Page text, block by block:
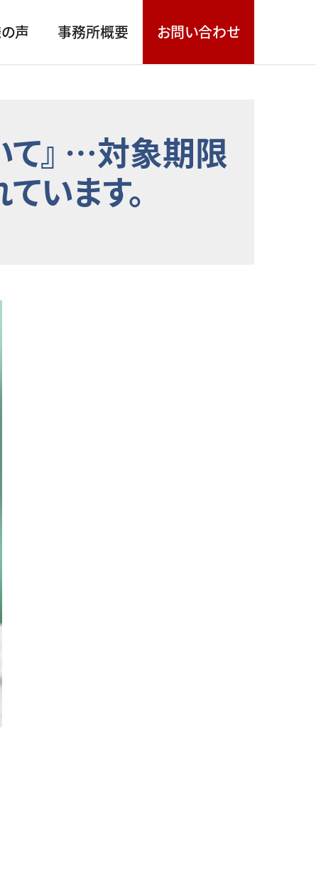
声 事務所概要 お問い合わせ
』 …対象期限
います。